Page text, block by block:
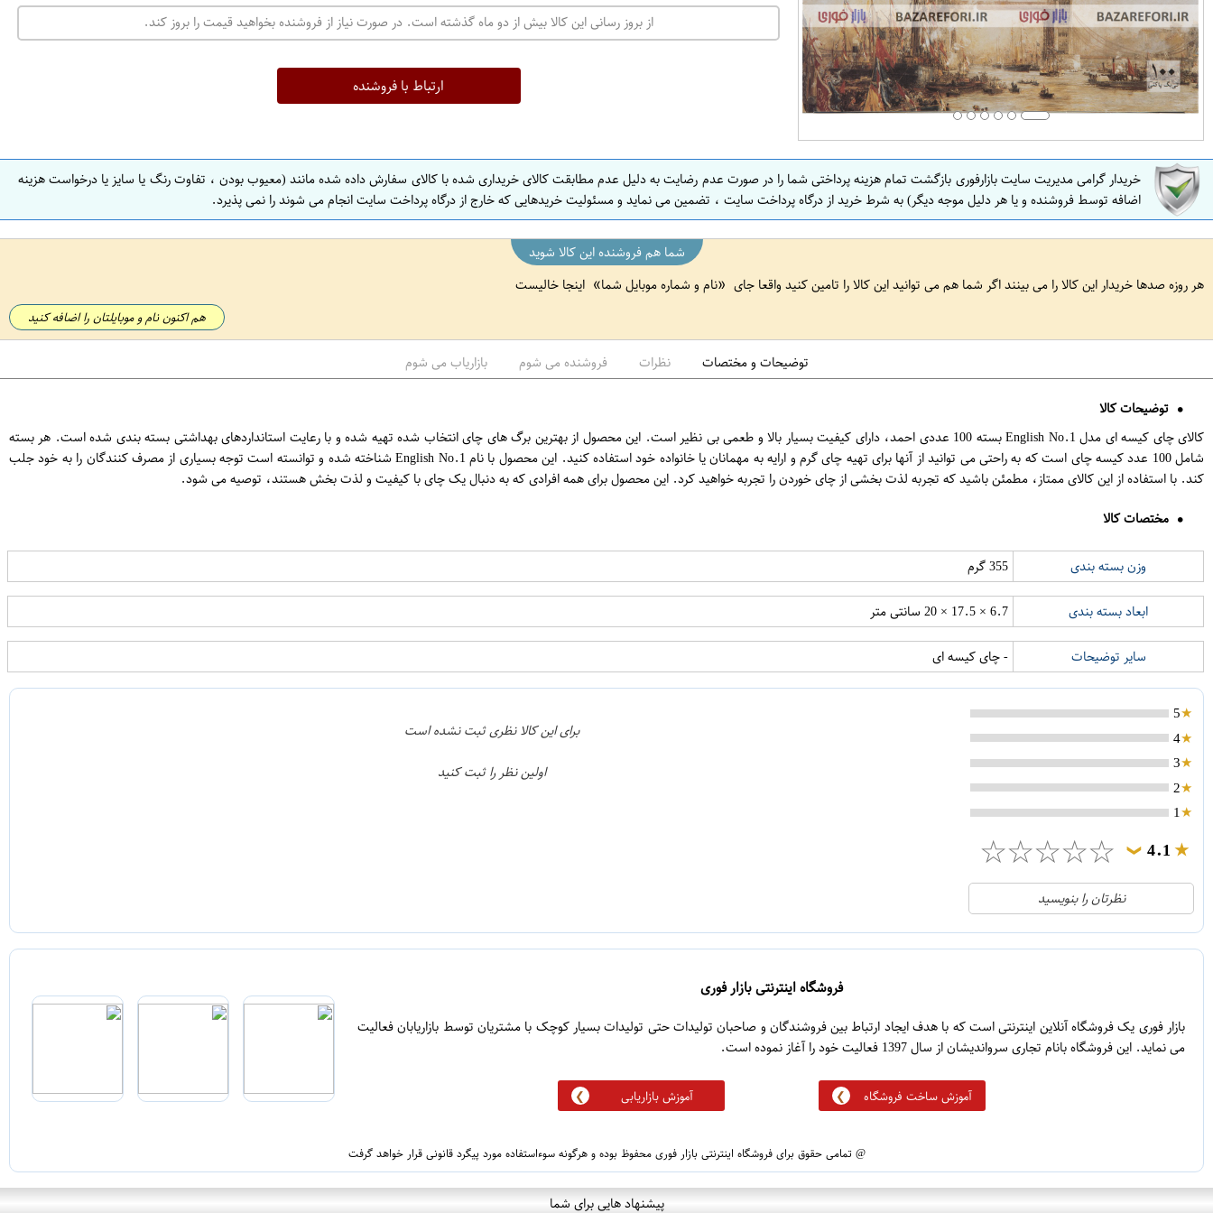
ت
ه
ن
ص
ف
ه
ا
ف
ه
از بروز رسانی این کالا بیش از دو ماه گذشته است. در صورت نیاز از فروشنده بخواهید قیمت را بروز کند.
ارتباط با فروشنده
خریدار گرامی مدیریت سایت بازارفوری بازگشت تمام هزینه پرداختی شما را در صورت عدم رضایت به دلیل عدم مطابقت کالای خریداری شده با کالای سفارش داده شده مانند (معیوب بودن ، تفاوت رنگ یا سایز یا درخواست هزینه
اضافه توسط فروشنده و یا هر دلیل موجه دیگر) به شرط خرید از درگاه پرداخت سایت ، تضمین می نماید و مسئولیت خریدهایی که خارج از درگاه پرداخت سایت انجام می شوند را نمی پذیرد.
شما هم فروشنده این کالا شوید
هر روزه صدها خریدار این کالا را می بینند اگر شما هم می توانید این کالا را تامین کنید واقعا جای
نام و شماره موبایل شما اینجا خالیست
هم اکنون نام و موبایلتان را اضافه کنید
توضیحات و مختصات نظرات فروشنده می شوم بازاریاب می شوم
توضیحات کالا
کالای چای کیسه ای مدل English No.1 بسته 100 عددی احمد، دارای کیفیت بسیار بالا و طعمی بی نظیر است. این محصول از بهترین برگ های چای انتخاب شده تهیه شده و با رعایت استانداردهای بهداشتی بسته بندی شده است. هر بسته
شامل 100 عدد کیسه چای است که به راحتی می توانید از آنها برای تهیه چای گرم و ارایه به مهمانان یا خانواده خود استفاده کنید. این محصول با نام English No.1 شناخته شده و توانسته است توجه بسیاری از مصرف کنندگان را به خود جلب
کند. با استفاده از این کالای ممتاز، مطمئن باشید که تجربه لذت بخشی از چای خوردن را تجربه خواهید کرد. این محصول برای همه افرادی که به دنبال یک چای با کیفیت و لذت بخش هستند، توصیه می شود.
مختصات کالا
وزن بسته بندی 355 گرم
ابعاد بسته بندی 6.7 × 17.5 × 20 سانتی متر
سایر توضیحات - چای کیسه ای
5
4
3
2
1
4.1
❯
☆
☆
☆
☆
☆
21
3
1
1
5
نظرتان را بنویسید
برای این کالا نظری ثبت نشده است
اولین نظر را ثبت کنید
فروشگاه اینترنتی بازار فوری
بازار فوری یک فروشگاه آنلاین اینترنتی است که با هدف ایجاد ارتباط بین فروشندگان و صاحبان تولیدات حتی تولیدات بسیار کوچک با مشتریان توسط بازاریابان فعالیت
می نماید. این فروشگاه بانام تجاری سرواندیشان از سال 1397 فعالیت خود را آغاز نموده است.
آموزش ساخت فروشگاه آموزش بازاریابی
@ تمامی حقوق برای فروشگاه اینترنتی بازار فوری محفوظ بوده و هرگونه سوءاستفاده مورد پیگرد قانونی قرار خواهد گرفت
پیشنهاد هایی برای شما